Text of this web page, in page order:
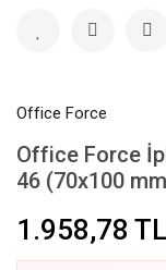
Office Force
Office Force
46 (70x100
1.958,78 TL